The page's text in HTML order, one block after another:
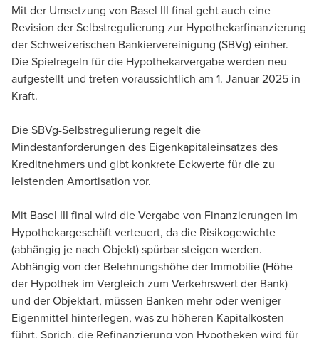
Mit der Umsetzung von Basel III final geht auch eine
Revision der Selbstregulierung zur Hypothekarfinanzierung
der Schweizerischen Bankiervereinigung (SBVg) einher.
Die Spielregeln für die Hypothekarvergabe werden neu
aufgestellt und treten voraussichtlich am 1. Januar 2025 in
Kraft.
Die SBVg-Selbstregulierung regelt die
Mindestanforderungen des Eigenkapitaleinsatzes des
Kreditnehmers und gibt konkrete Eckwerte für die zu
leistenden Amortisation vor.
Mit Basel III final wird die Vergabe von Finanzierungen im
Hypothekargeschäft verteuert, da die Risikogewichte
(abhängig je nach Objekt) spürbar steigen werden.
Abhängig von der Belehnungshöhe der Immobilie (Höhe
der Hypothek im Vergleich zum Verkehrswert der Bank)
und der Objektart, müssen Banken mehr oder weniger
Eigenmittel hinterlegen, was zu höheren Kapitalkosten
führt. Sprich, die Refinanzierung von Hypotheken wird für